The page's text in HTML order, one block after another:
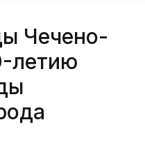
Чечено-
летию